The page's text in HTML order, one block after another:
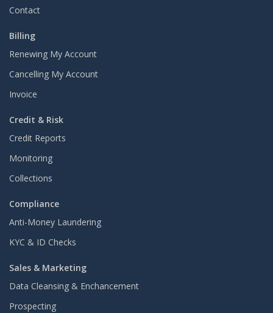
Contact
Billing
Renewing My Account
Cancelling My Account
Invoice
Credit & Risk
Credit Reports
Monitoring
Collections
Compliance
Anti-Money Laundering
KYC & ID Checks
Sales & Marketing
Data Cleansing & Enchancement
Prospecting